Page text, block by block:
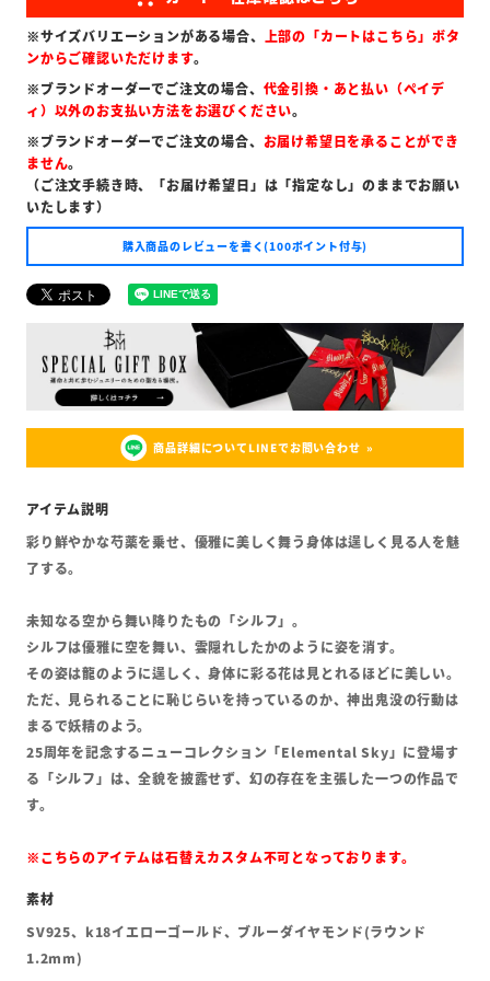
※サイズバリエーションがある場合、 上部の「カートはこちら」ボタ
ンからご確認いただけます。
※ブランドオーダーでご注文の場合、 代金引換・あと払い（ペイデ
ィ）以外のお支払い方法をお選びください。
※ブランドオーダーでご注文の場合、 お届け希望日を承ることができ
ません。
（ご注文手続き時、「お届け希望日」は「指定なし」のままでお願い
いたします）
購入商品のレビューを書く(100ポイント付与)
商品詳細についてLINEでお問い合わせ
彩り鮮やかな芍薬を乗せ、優雅に美しく舞う身体は逞しく見る人を魅
了する。
未知なる空から舞い降りたもの「シルフ」。
シルフは優雅に空を舞い、雲隠れしたかのように姿を消す。
その姿は龍のように逞しく、身体に彩る花は見とれるほどに美しい。
ただ、見られることに恥じらいを持っているのか、神出鬼没の行動は
まるで妖精のよう。
25周年を記念するニューコレクション「Elemental Sky」に登場す
る「シルフ」は、全貌を披露せず、幻の存在を主張した一つの作品で
す。
※こちらのアイテムは石替えカスタム不可となっております。
SV925、k18イエローゴールド、ブルーダイヤモンド(ラウンド
1.2mm)